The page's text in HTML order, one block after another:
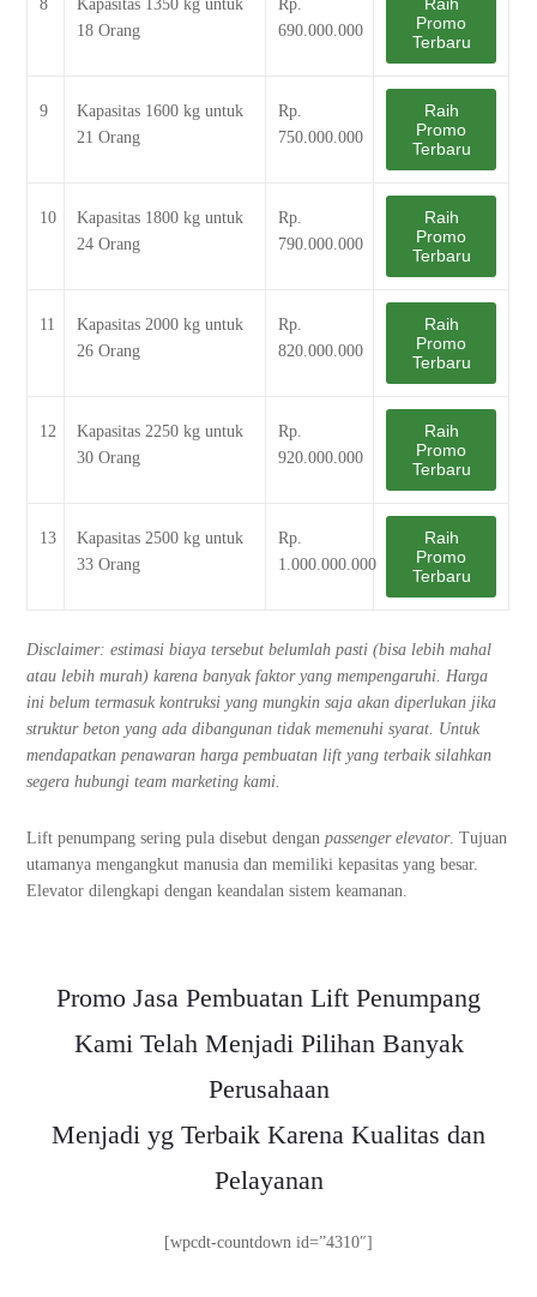
8
Kapasitas 1350 kg untuk
18 Orang
Rp.
690.000.000
Promo
Terbaru
9
Kapasitas 1600 kg untuk
21 Orang
Rp.
750.000.000
Raih
Promo
Terbaru
10
Kapasitas 1800 kg untuk
24 Orang
Rp.
790.000.000
Raih
Promo
Terbaru
11
Kapasitas 2000 kg untuk
26 Orang
Rp.
820.000.000
Raih
Promo
Terbaru
12
Kapasitas 2250 kg untuk
30 Orang
Rp.
920.000.000
Raih
Promo
Terbaru
13
Kapasitas 2500 kg untuk
33 Orang
Rp.
1.000.000.000
Raih
Promo
Terbaru
Disclaimer: estimasi biaya tersebut belumlah pasti (bisa lebih mahal
atau lebih murah) karena banyak faktor yang mempengaruhi. Harga
ini belum termasuk kontruksi yang mungkin saja akan diperlukan jika
struktur beton yang ada dibangunan tidak memenuhi syarat. Untuk
mendapatkan penawaran harga pembuatan lift yang terbaik silahkan
segera hubungi team marketing kami.
Lift penumpang sering pula disebut denganpassenger elevator. Tujuan
utamanya mengangkut manusia dan memiliki kepasitas yang besar.
Elevator dilengkapi dengan keandalan sistem keamanan.
Promo Jasa Pembuatan Lift Penumpang
Kami Telah Menjadi Pilihan Banyak
Perusahaan
Menjadi yg Terbaik Karena Kualitas dan
Pelayanan
[wpcdt-countdown id=”4310″]